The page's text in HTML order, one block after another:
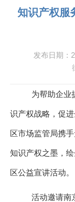
知识产权服
发布日期：
为帮助企业
识产权战略，促
区市场监管局携
知识产权之墨，
区公益宣讲活动。
活动邀请南